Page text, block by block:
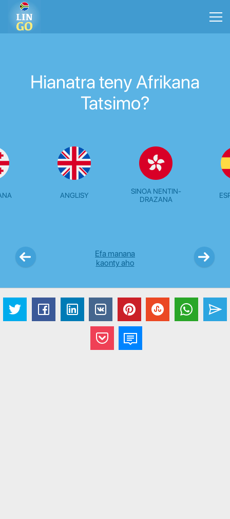
Hianatra teny Afrikana
Tatsimo?
ANGLISY
SINOA NENTIN-
DRAZANA
Efa manana
kaonty aho